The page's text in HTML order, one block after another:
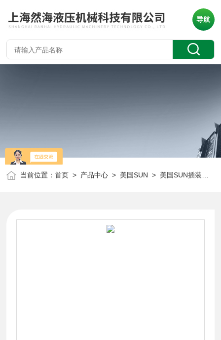
导航
当前位置：首页 > 产品中心 > 美国SUN > 美国SUN插装阀